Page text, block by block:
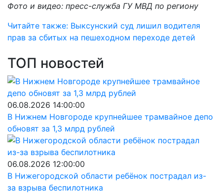
Фото и видео: пресс-служба ГУ МВД по региону
Читайте также: Выксунский суд лишил водителя
прав за сбитых на пешеходном переходе детей
ТОП новостей
06.08.2026 14:00:00
В Нижнем Новгороде крупнейшее трамвайное депо
обновят за 1,3 млрд рублей
06.08.2026 12:00:00
В Нижегородской области ребёнок пострадал из-
за взрыва беспилотника